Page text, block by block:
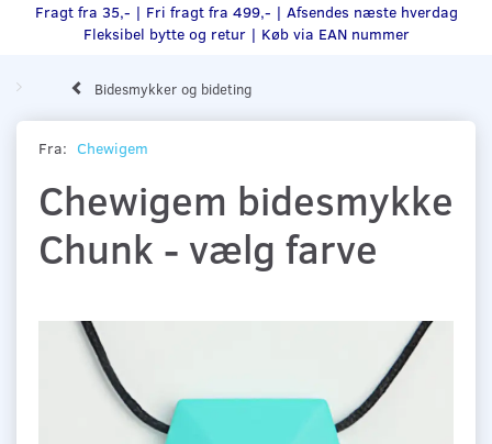
Fragt fra 35,- | Fri fragt fra 499,- | Afsendes næste hverdag
Fleksibel bytte og retur | Køb via EAN nummer
Bidesmykker og bideting
Fra: Chewigem
Chewigem bidesmykke
Chunk - vælg farve